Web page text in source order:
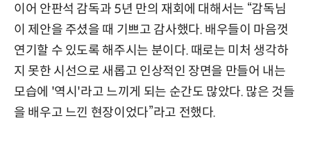
이어 안판석 감독과 5년 만의 재회에 대해서는 “감독님
이 제안을 주셨을 때 기쁘고 감사했다. 배우들이 마음껏
연기할 수 있도록 해주시는 분이다. 때로는 미처 생각하
지 못한 시선으로 새롭고 인상적인 장면을 만들어 내는
모습에 '역시'라고 느끼게 되는 순간도 많았다. 많은 것들
을 배우고 느낀 현장이었다”라고 전했다.